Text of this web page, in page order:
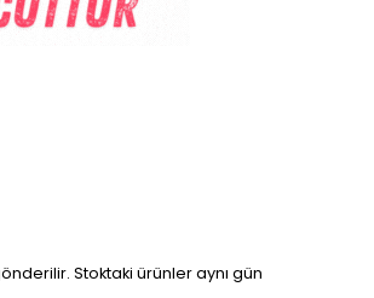
Stoktaki ürünler aynı gün